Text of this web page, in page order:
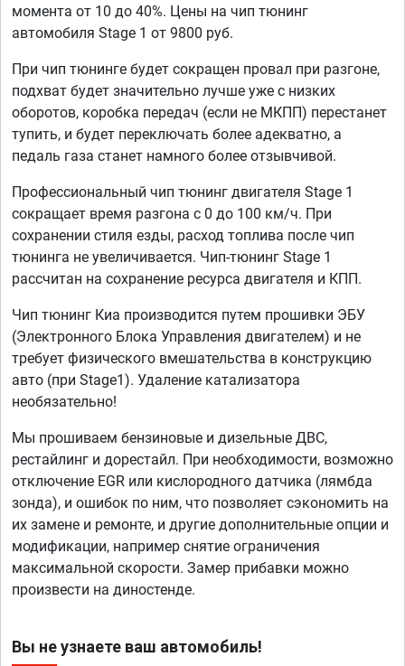
момента от 10 до 40%. Цены на чип тюнинг
автомобиля Stage 1 от 9800 руб.
При чип тюнинге будет сокращен провал при разгоне,
подхват будет значительно лучше уже с низких
оборотов, коробка передач (если не МКПП) перестанет
тупить, и будет переключать более адекватно, а
педаль газа станет намного более отзывчивой.
Профессиональный чип тюнинг двигателя Stage 1
сокращает время разгона с 0 до 100 км/ч. При
сохранении стиля езды, расход топлива после чип
тюнинга не увеличивается. Чип-тюнинг Stage 1
рассчитан на сохранение ресурса двигателя и КПП.
Чип тюнинг Киа производится путем прошивки ЭБУ
(Электронного Блока Управления двигателем) и не
требует физического вмешательства в конструкцию
авто (при Stage1). Удаление катализатора
необязательно!
Мы прошиваем бензиновые и дизельные ДВС,
рестайлинг и дорестайл. При необходимости, возможно
отключение EGR или кислородного датчика (лямбда
зонда), и ошибок по ним, что позволяет сэкономить на
их замене и ремонте, и другие дополнительные опции и
модификации, например снятие ограничения
максимальной скорости. Замер прибавки можно
произвести на диностенде.
Вы не узнаете ваш автомобиль!